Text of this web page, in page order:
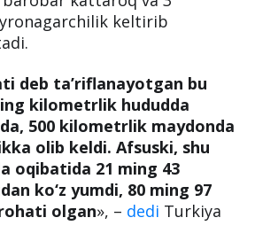
Qahramonmarashdagi
to‘xtalib, uning kuchi 1999-
keltirib
deb ta’riflanayotgan bu
kilometrlik hududda
500 kilometrlik maydonda
olib keldi. Afsuski, shu
oqibatida 21 ming 43